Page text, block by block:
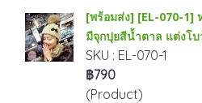
[พร้อมส่ง] [EL-070-1]
มีจุกปุยสีน้ำตาล แต่งโ
SKU : EL-070-1
฿790
(Product)